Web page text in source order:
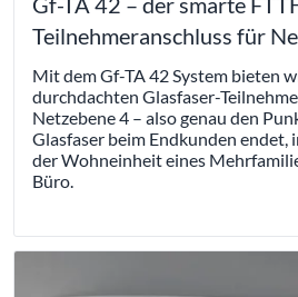
Teilnehmeranschluss für
Mit dem Gf-TA 42 System bieten
durchdachten Glasfaser-
Netzebene 4 – also genau den
Glasfaser beim Endkunden endet,
der Wohneinheit eines
Büro.